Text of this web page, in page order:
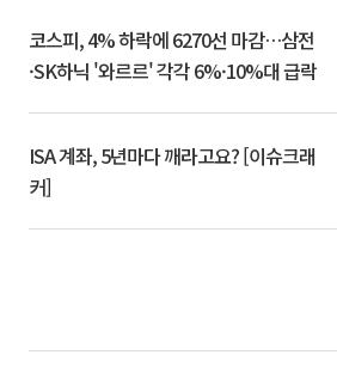
코스피, 4% 하락에 6270선 마감…삼전
·SK하닉 '와르르' 각각 6%·10%대 급락
ISA 계좌, 5년마다 깨라고요? [이슈크래
커]